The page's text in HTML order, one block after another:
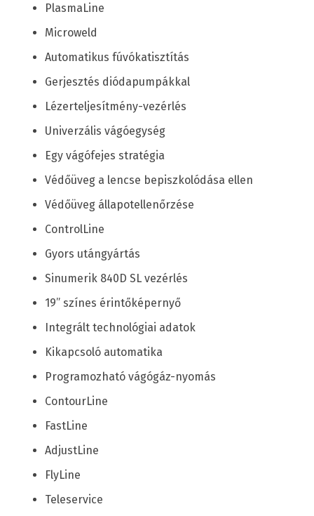
PlasmaLine
Microweld
Automatikus fúvókatisztítás
Gerjesztés diódapumpákkal
Lézerteljesítmény-vezérlés
Univerzális vágóegység
Egy vágófejes stratégia
Védőüveg a lencse bepiszkolódása ellen
Védőüveg állapotellenőrzése
ControlLine
Gyors utángyártás
Sinumerik 840D SL vezérlés
19” színes érintőképernyő
Integrált technológiai adatok
Kikapcsoló automatika
Programozható vágógáz-nyomás
ContourLine
FastLine
AdjustLine
FlyLine
Teleservice